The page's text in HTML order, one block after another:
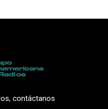
contáctanos